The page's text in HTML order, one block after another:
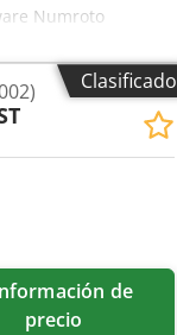
Numroto
/ taladro
3D Numroto,
sistema de limpieza
de incendios,
lubricación
soportes para
mm Dsdpjyv Hv
Velocidad del
203 mm Carga
5400 kg
Clasificado
precio